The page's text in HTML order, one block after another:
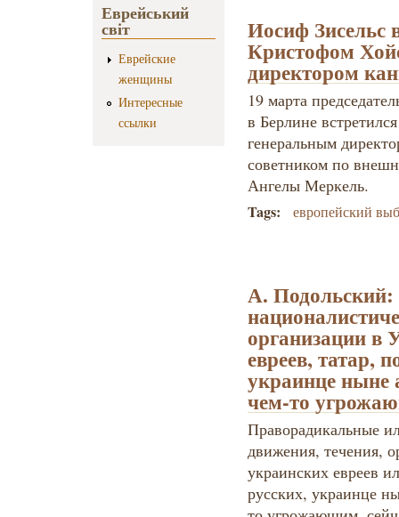
Еврейський
світ
Еврейские
женщины
Интересные
ссылки
Иосиф Зисельс
Кристофом
директором
19 марта
в Берлине
генеральным
советником по
Ангелы Меркель.
Tags: европейский
А.
организации в
евреев, татар,
украинце ныне
чем-то
Праворадикальные
движения, течения,
украинских евреев
русских, украинце